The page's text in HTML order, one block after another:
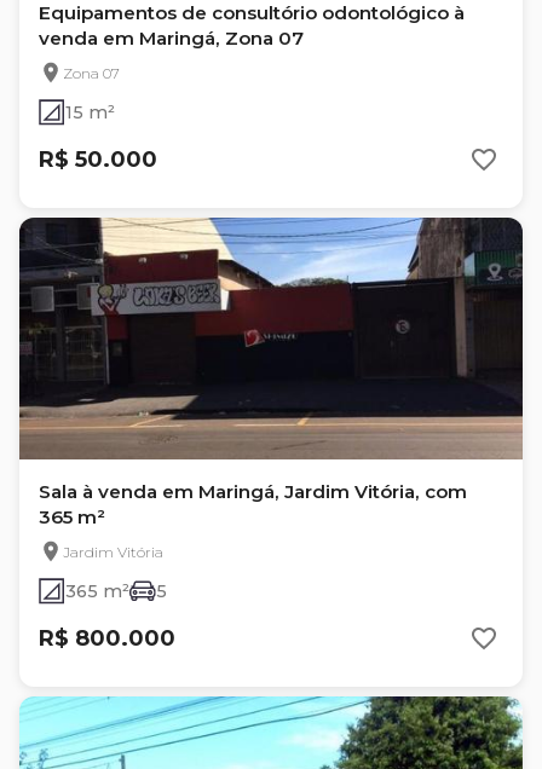
Equipamentos de consultório odontológico à
venda em Maringá, Zona 07
Zona 07
15 m²
R$ 50.000
Sala à venda em Maringá, Jardim Vitória, com
365 m²
Jardim Vitória
365 m² 5
R$ 800.000